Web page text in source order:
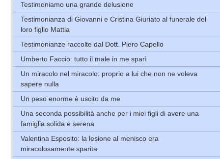
Testimoniamo una grande delusione
Testimonianza di Giovanni e Cristina Giuriato al funerale del
loro figlio Mattia
Testimonianze raccolte dal Dott. Piero Capello
Umberto Faccio: tutto il male in me sparì
Un miracolo nel miracolo: proprio a lui che non ne voleva
sapere nulla
Un peso enorme è uscito da me
Una seconda possibilità anche per i miei figli di avere una
famiglia solida e serena
Valentina Esposito: la lesione al menisco era
miracolosamente sparita